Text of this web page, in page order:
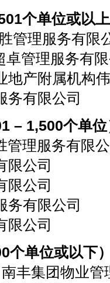
个单位或以
管理服务有限
卓管理服务有
地产附属机构
务有限公司
– 1,500个单
管理服务有限
限公司
限公司
务有限公司
限公司
个单位或以下
丰集团物业管